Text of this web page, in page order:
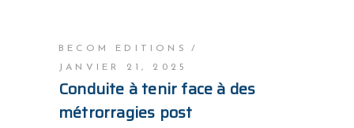
BECOM EDITIONS
JANVIER 21, 2025
Conduite à tenir face à des
métrorragies post